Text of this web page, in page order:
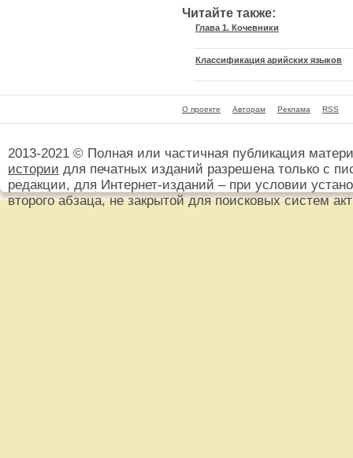
Читайте также:
Глава 1. Кочевники
Классификация арийских языков
О проекте Авторам Реклама RSS
2013-2021 © Полная или частичная публикация
истории для печатных изданий разрешена только с
редакции, для Интернет-изданий – при условии
второго абзаца, не закрытой для поисковых систем